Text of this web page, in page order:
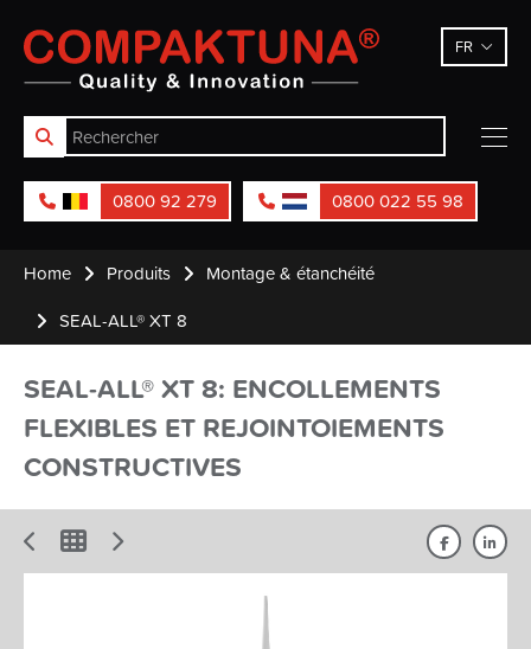
Compaktuna FR
0800 92 279 0800 022 55 98
Home Produits
Montage & étanchéité
SEAL-ALL® XT 8
SEAL-ALL® XT 8: ENCOLLEMENTS
FLEXIBLES ET REJOINTOIEMENTS
CONSTRUCTIVES